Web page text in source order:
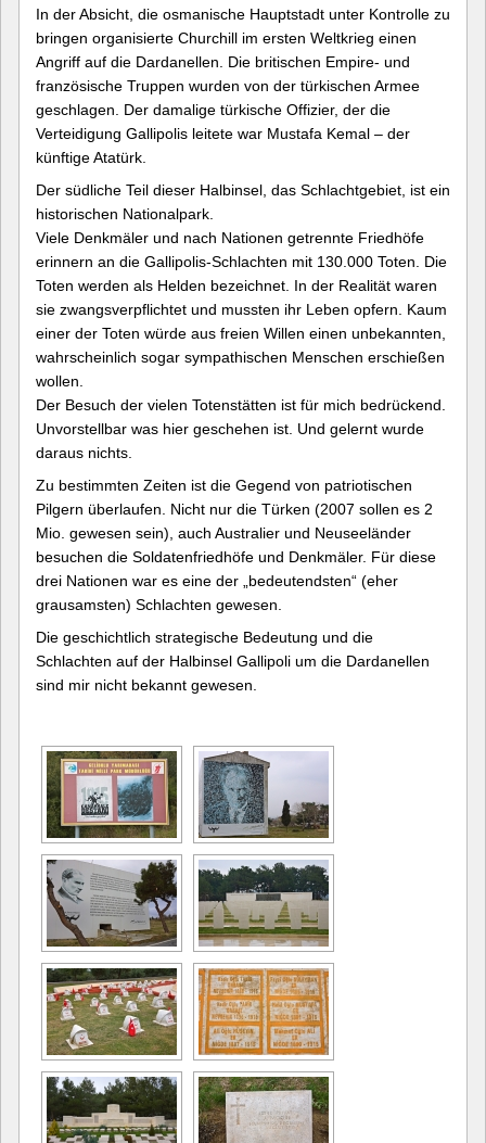
In der Absicht, die osmanische Hauptstadt unter Kontrolle zu
bringen organisierte Churchill im ersten Weltkrieg einen
Angriff auf die Dardanellen. Die britischen Empire- und
französische Truppen wurden von der türkischen Armee
geschlagen. Der damalige türkische Offizier, der die
Verteidigung Gallipolis leitete war Mustafa Kemal – der
künftige Atatürk.
Der südliche Teil dieser Halbinsel, das Schlachtgebiet, ist ein
historischen Nationalpark.
Viele Denkmäler und nach Nationen getrennte Friedhöfe
erinnern an die Gallipolis-Schlachten mit 130.000 Toten. Die
Toten werden als Helden bezeichnet. In der Realität waren
sie zwangsverpflichtet und mussten ihr Leben opfern. Kaum
einer der Toten würde aus freien Willen einen unbekannten,
wahrscheinlich sogar sympathischen Menschen erschießen
wollen.
Der Besuch der vielen Totenstätten ist für mich bedrückend.
Unvorstellbar was hier geschehen ist. Und gelernt wurde
daraus nichts.
Zu bestimmten Zeiten ist die Gegend von patriotischen
Pilgern überlaufen. Nicht nur die Türken (2007 sollen es 2
Mio. gewesen sein), auch Australier und Neuseeländer
besuchen die Soldatenfriedhöfe und Denkmäler. Für diese
drei Nationen war es eine der „bedeutendsten“ (eher
grausamsten) Schlachten gewesen.
Die geschichtlich strategische Bedeutung und die
Schlachten auf der Halbinsel Gallipoli um die Dardanellen
sind mir nicht bekannt gewesen.